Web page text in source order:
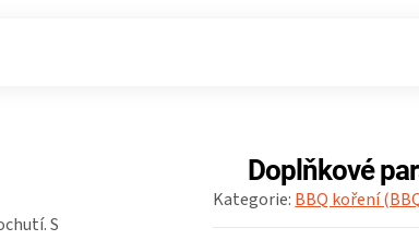
S
Doplňkové
Kategorie: BBQ koření